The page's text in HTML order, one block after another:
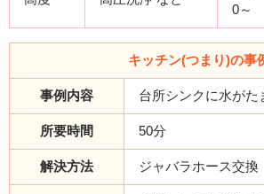
0～
キッチン(つまり)の事
事例内容 台所シンクに水がた
所要時間 50分
解決方法 ジャバラホース交換